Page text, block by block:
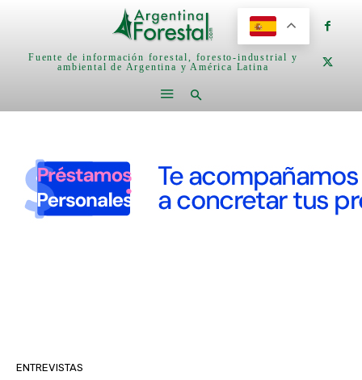
Fuente de información forestal, foresto-industrial y
ambiental de Argentina y América Latina
ENTREVISTAS